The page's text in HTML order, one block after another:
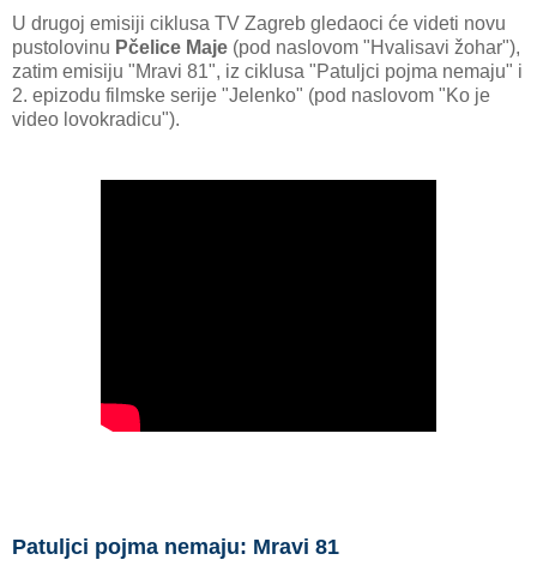
U drugoj emisiji ciklusa TV Zagreb gledaoci će videti novu
pustolovinu Pčelice Maje (pod naslovom "Hvalisavi žohar"),
zatim emisiju "Mravi 81", iz ciklusa "Patuljci pojma nemaju" i
2. epizodu filmske serije "Jelenko" (pod naslovom "Ko je
video lovokradicu").
Patuljci pojma nemaju: Mravi 81